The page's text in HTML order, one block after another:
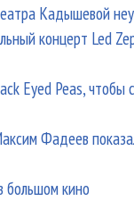
Кадышевой
концерт Led
Eyed Peas, чтобы
Фадеев
большом кино